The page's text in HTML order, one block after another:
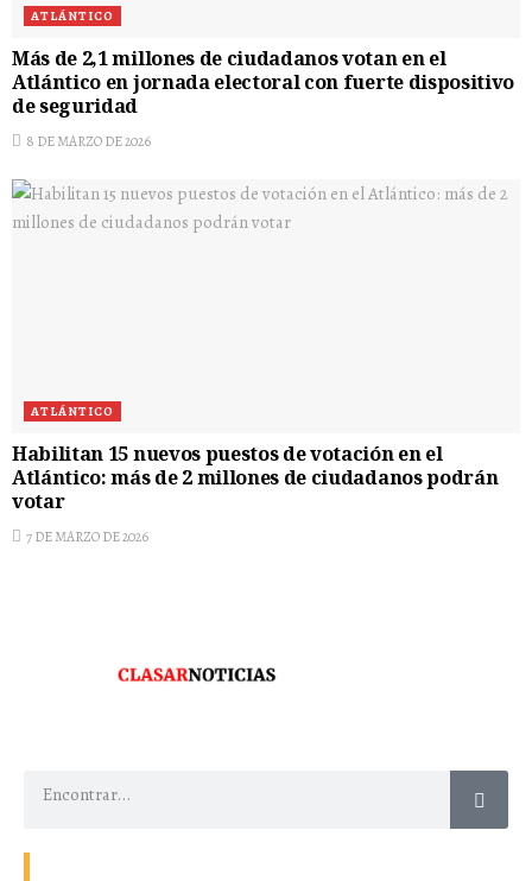
ATLÁNTICO
Más de 2,1 millones de ciudadanos votan en el
Atlántico en jornada electoral con fuerte dispositivo
de seguridad
8 DE MARZO DE 2026
ATLÁNTICO
Habilitan 15 nuevos puestos de votación en el
Atlántico: más de 2 millones de ciudadanos podrán
votar
7 DE MARZO DE 2026